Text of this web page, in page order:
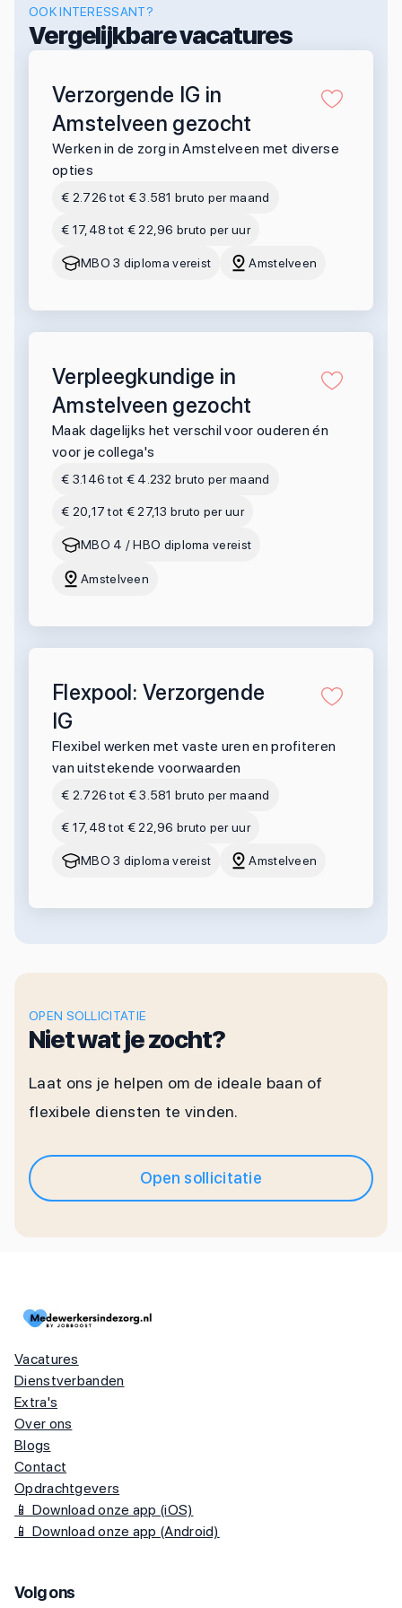
OOK INTERESSANT?
Vergelijkbare vacatures
Verzorgende IG in
Amstelveen gezocht
Werken in de zorg in Amstelveen met diverse
opties
€ 2.726 tot € 3.581 bruto per maand
€ 17,48 tot € 22,96 bruto per uur
MBO 3 diploma vereist Amstelveen
Verpleegkundige in
Amstelveen gezocht
Maak dagelijks het verschil voor ouderen én
voor je collega's
€ 3.146 tot € 4.232 bruto per maand
€ 20,17 tot € 27,13 bruto per uur
MBO 4 / HBO diploma vereist
Amstelveen
Flexpool: Verzorgende
IG
Flexibel werken met vaste uren en profiteren
van uitstekende voorwaarden
€ 2.726 tot € 3.581 bruto per maand
€ 17,48 tot € 22,96 bruto per uur
MBO 3 diploma vereist Amstelveen
OPEN SOLLICITATIE
Niet wat je zocht?
Laat ons je helpen om de ideale baan of
flexibele diensten te vinden.
Open sollicitatie
Vacatures
Dienstverbanden
Extra's
Over ons
Blogs
Contact
Opdrachtgevers
📱 Download onze app (iOS)
📱 Download onze app (Android)
Volg ons